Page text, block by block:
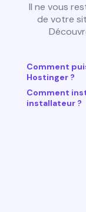
Il ne vous
de votre
Comment
Hostinger ?
Comment
installateur ?